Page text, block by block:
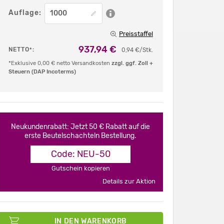
Auflage:
Preisstaffel
NETTO*: 0,94 €/Stk.
937,94 €
*Exklusive 0,00 € netto Versandkosten zzgl. ggf. Zoll +
Steuern (DAP Incoterms)
Neukundenrabatt: Jetzt 50 € Rabatt auf die
erste Beutelschachteln Bestellung.
Code: NEU-50
Gutschein kopieren
Details zur Aktion
IN DEN WARENKORB